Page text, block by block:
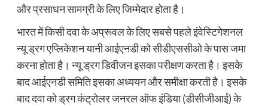
और प्रसाधन सामग्री के लिए जिम्मेदार होता है।
भारत में किसी दवा के अप्रूवल के लिए सबसे पहले इंवेस्टिगेशनल
न्यू ड्रग एप्लिकेशन यानी आईएनडी को सीडीएससीओ के पास जमा
करना होता है। न्यू ड्रग डिवीजन इसका परीक्षण करता है। इसके
बाद आईएनडी समिति इसका अध्ययन और समीक्षा करती है। इसके
बाद दवा को ड्रग कंट्रोलर जनरल ऑफ इंडिया (डीसीजीआई) के